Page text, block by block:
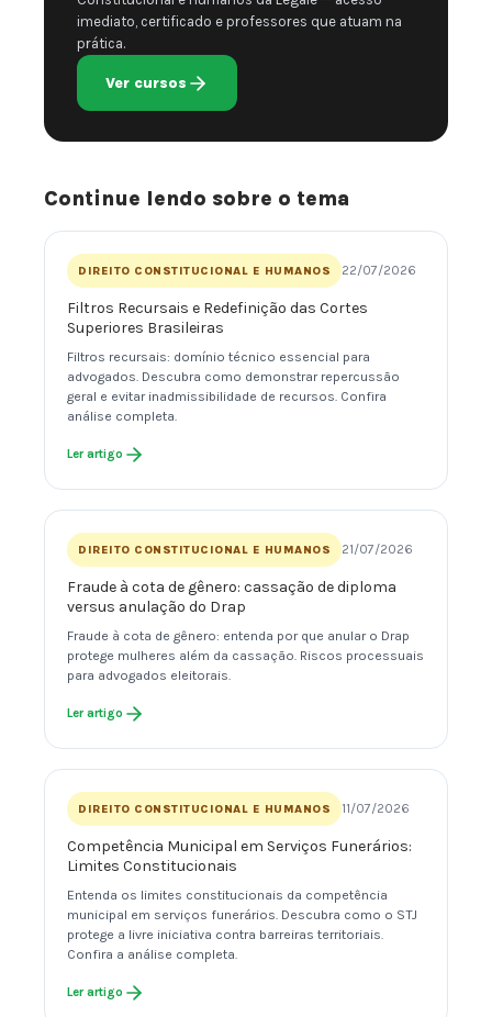
imediato, certificado e professores que atuam na
prática.
Ver cursos
Continue lendo sobre o tema
DIREITO CONSTITUCIONAL E HUMANOS 22/07/2026
Filtros Recursais e Redefinição das Cortes
Superiores Brasileiras
Filtros recursais: domínio técnico essencial para
advogados. Descubra como demonstrar repercussão
geral e evitar inadmissibilidade de recursos. Confira
análise completa.
Ler artigo
DIREITO CONSTITUCIONAL E HUMANOS 21/07/2026
Fraude à cota de gênero: cassação de diploma
versus anulação do Drap
Fraude à cota de gênero: entenda por que anular o Drap
protege mulheres além da cassação. Riscos processuais
para advogados eleitorais.
Ler artigo
DIREITO CONSTITUCIONAL E HUMANOS 11/07/2026
Competência Municipal em Serviços Funerários:
Limites Constitucionais
Entenda os limites constitucionais da competência
municipal em serviços funerários. Descubra como o STJ
protege a livre iniciativa contra barreiras territoriais.
Confira a análise completa.
Ler artigo